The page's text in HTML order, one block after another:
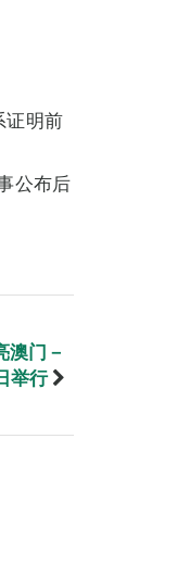
证明前
公布后
澳门－
举行